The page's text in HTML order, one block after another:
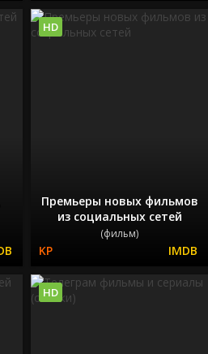
Премьеры новых фильмов
из социальных сетей
(фильм)
HD
HD